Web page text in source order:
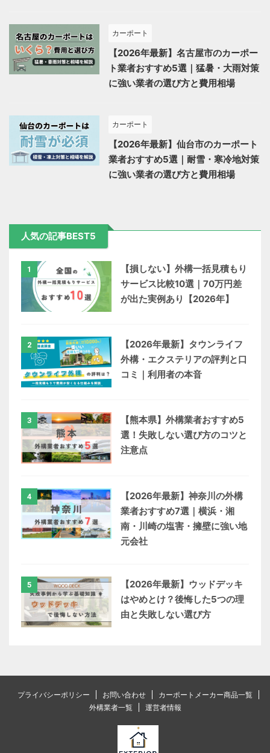
カーポート
【2026年最新】名古屋市のカーポー
ト業者おすすめ5選｜猛暑・大雨対策
に強い業者の選び方と費用相場
カーポート
【2026年最新】仙台市のカーポート
業者おすすめ5選｜耐雪・寒冷地対策
に強い業者の選び方と費用相場
人気の記事BEST5
1
【損しない】外構一括見積もり
サービス比較10選｜70万円差
が出た実例あり【2026年】
2
【2026年最新】タウンライフ
外構・エクステリアの評判と口
コミ｜利用者の本音
3
【熊本県】外構業者おすすめ5
選！失敗しない選び方のコツと
注意点
4
【2026年最新】神奈川の外構
業者おすすめ7選｜横浜・湘
南・川崎の塩害・擁壁に強い地
元会社
5
【2026年最新】ウッドデッキ
はやめとけ？後悔した5つの理
由と失敗しない選び方
プライバシーポリシー お問い合わせ
カーポートメーカー商品一覧
外構業者一覧
運営者情報